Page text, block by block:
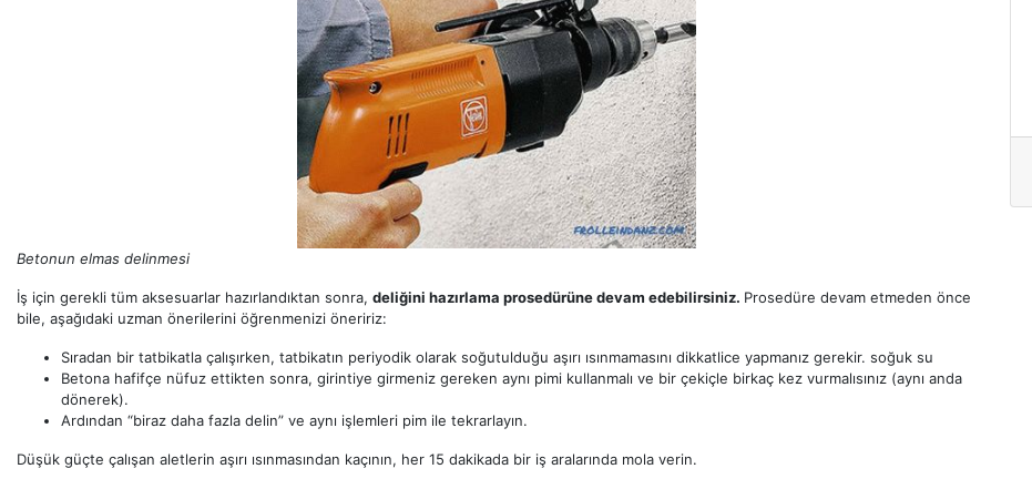
Betonun elmas delinmesi
İş için gerekli tüm aksesuarlar hazırlandıktan sonra, deliğini hazırlama prosedürüne devam edebilirsiniz. Prosedüre devam etmeden önce
bile, aşağıdaki uzman önerilerini öğrenmenizi öneririz:
Sıradan bir tatbikatla çalışırken, tatbikatın periyodik olarak soğutulduğu aşırı ısınmamasını dikkatlice yapmanız gerekir. soğuk su
Betona hafifçe nüfuz ettikten sonra, girintiye girmeniz gereken aynı pimi kullanmalı ve bir çekiçle birkaç kez vurmalısınız (aynı anda
dönerek).
Ardından “biraz daha fazla delin” ve aynı işlemleri pim ile tekrarlayın.
Düşük güçte çalışan aletlerin aşırı ısınmasından kaçının, her 15 dakikada bir iş aralarında mola verin.